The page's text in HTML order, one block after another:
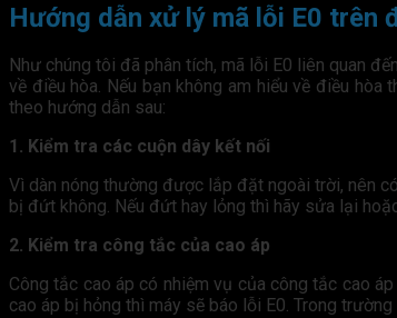
Hướng dẫn xử lý mã lỗi E0 trên
Như chúng tôi đã phân tích, mã lỗi E0 liên quan
về điều hòa. Nếu bạn không am hiểu về điều
theo hướng dẫn sau:
1. Kiểm tra các cuộn dây kết nối
Vì dàn nóng thường được lắp đặt ngoài trời, nên
bị đứt không. Nếu đứt hay lỏng thì hãy sửa lại
2. Kiểm tra công tắc của cao áp
Công tắc cao áp có nhiệm vụ của công tắc cao
cao áp bị hỏng thì máy sẽ báo lỗi E0. Trong